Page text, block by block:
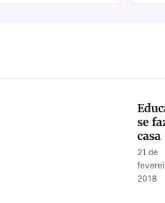
se
casa
21 de
2018